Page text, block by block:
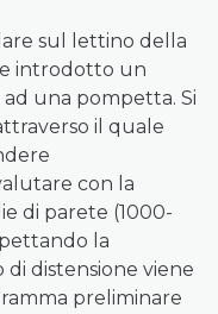
sul lettino della
introdotto un
una pompetta. Si
il quale
con la
di parete (1000-
la
distensione viene
preliminare